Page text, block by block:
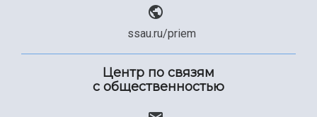
ssau.ru/priem
Центр по связям
с общественностью